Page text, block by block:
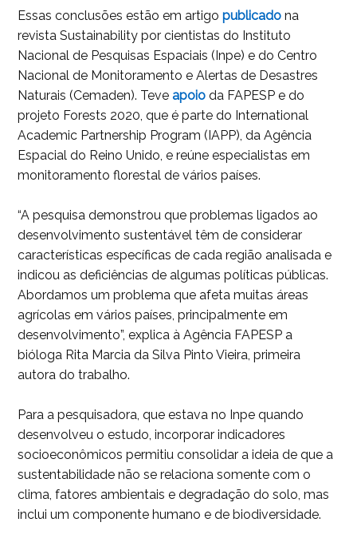
Essas conclusões estão em artigopublicado na
revista Sustainability por cientistas do Instituto
Nacional de Pesquisas Espaciais (Inpe) e do Centro
Nacional de Monitoramento e Alertas de Desastres
Naturais (Cemaden). Teveapoio da FAPESP e do
projeto Forests 2020, que é parte do International
Academic Partnership Program (IAPP), da Agência
Espacial do Reino Unido, e reúne especialistas em
monitoramento florestal de vários países.
“A pesquisa demonstrou que problemas ligados ao
desenvolvimento sustentável têm de considerar
características específicas de cada região analisada e
indicou as deficiências de algumas políticas públicas.
Abordamos um problema que afeta muitas áreas
agrícolas em vários países, principalmente em
desenvolvimento”, explica à Agência FAPESP a
bióloga Rita Marcia da Silva Pinto Vieira, primeira
autora do trabalho.
Para a pesquisadora, que estava no Inpe quando
desenvolveu o estudo, incorporar indicadores
socioeconômicos permitiu consolidar a ideia de que a
sustentabilidade não se relaciona somente com o
clima, fatores ambientais e degradação do solo, mas
inclui um componente humano e de biodiversidade.